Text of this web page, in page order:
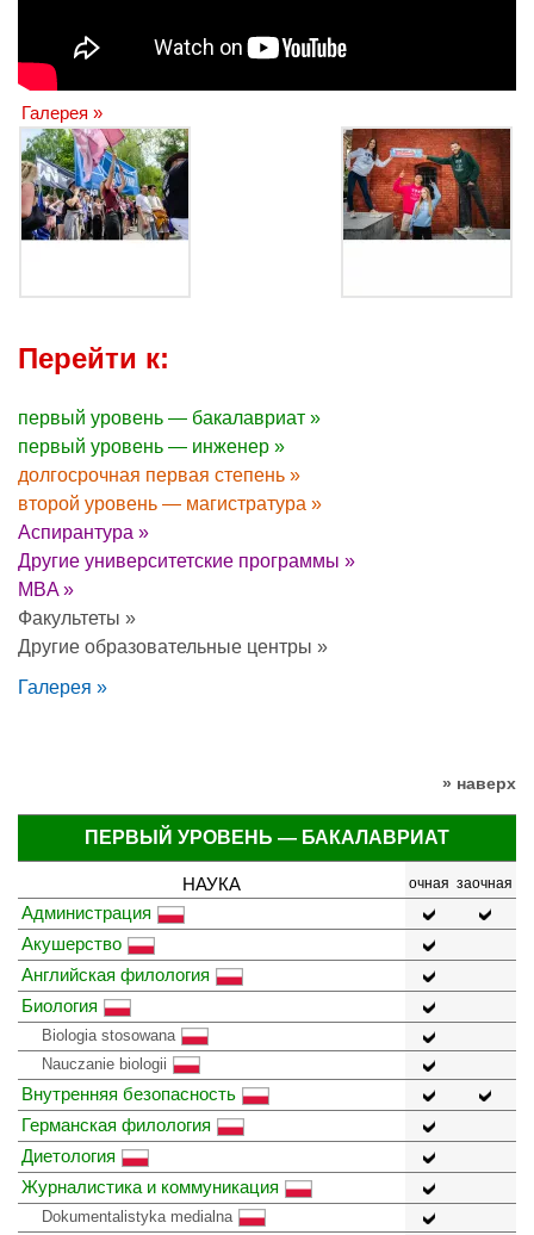
Галерея »
Перейти к:
первый уровень — бакалавриат »
первый уровень — инженер »
долгосрочная первая степень »
второй уровень — магистратура »
Аспирантура »
Другие университетские программы »
MBA »
Факультеты »
Другие образовательные центры »
Галерея »
» наверх
ПЕРВЫЙ УРОВЕНЬ — БАКАЛАВРИАТ
НАУКА очная заочная
Администрация
Акушерство
Английская филология
Биология
Biologia stosowana
Nauczanie biologii
Внутренняя безопасность
Германская филология
Диетология
Журналистика и коммуникация
Dokumentalistyka medialna